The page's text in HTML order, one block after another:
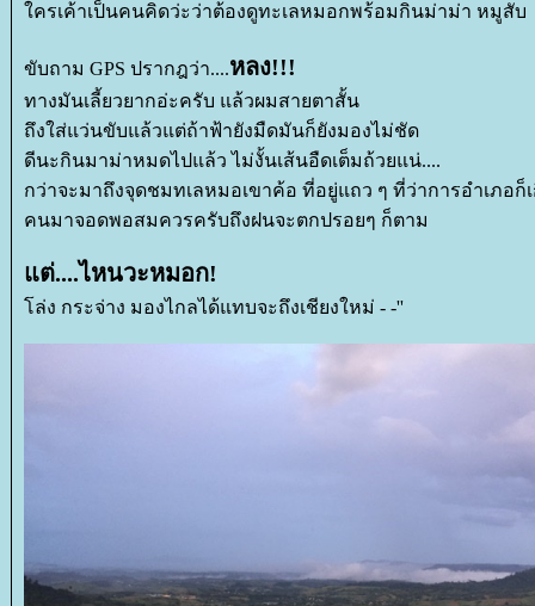
ครเค้าเป็นคนคิดว่ะว่าต้องดูทะเลหมอกพร้อมกินม่าม่า หมูสับ
ขับถาม GPS ปรากฎว่า....หลง!!!
ทางมันเลี้ยวยากอ่ะครับ แล้วผมสายตาสั้น
ถึงใส่แว่นขับแล้วแต่ถ้าฟ้ายังมืดมันก็ยังมองไม่ชัด
ดีนะกินมาม่าหมดไปแล้ว ไม่งั้นเส้นอืดเต็มถ้วยแน่....
กว่าจะมาถึงจุดชมทเลหมอเขาค้อ ที่อยู่แถว ๆ ที่ว่าการอำเภอก็
คนมาจอดพอสมควรครับถึงฝนจะตกปรอยๆ ก็ตาม
ต่....ไหนวะหมอก!
ล่ง กระจ่าง มองไกลได้แทบจะถึงเชียงใหม่ - -''